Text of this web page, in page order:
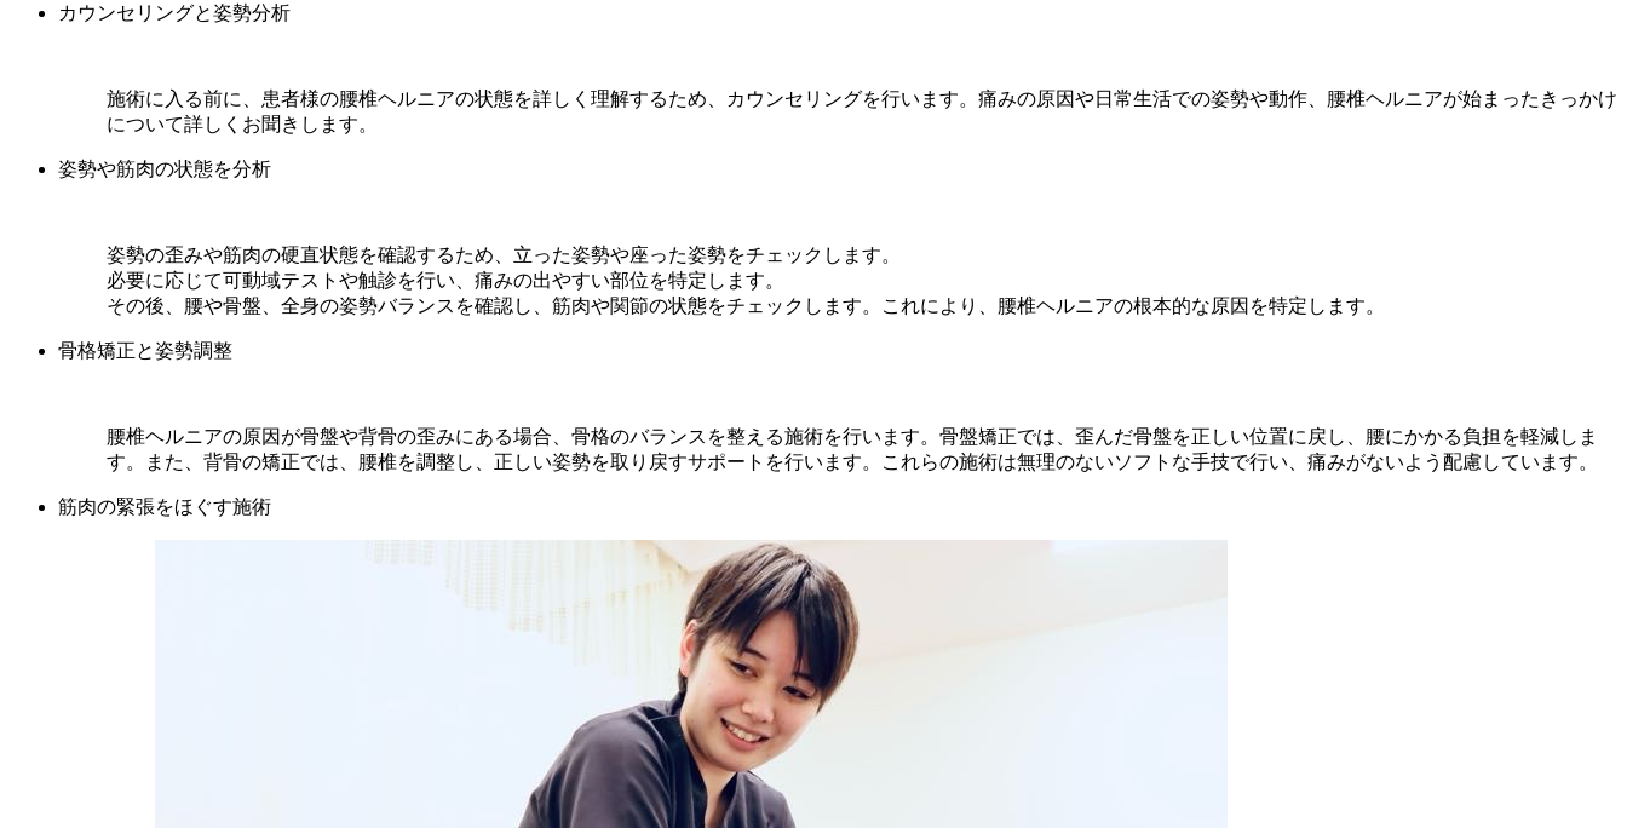
カウンセリングと姿勢分析
施術に入る前に、患者様の腰椎ヘルニアの状態を詳しく理解するため、カウンセリングを行います。痛みの原因や日常生活での姿勢や動作、腰椎ヘルニアが始まったきっかけ
について詳しくお聞きします。
姿勢や筋肉の状態を分析
姿勢の歪みや筋肉の硬直状態を確認するため、立った姿勢や座った姿勢をチェックします。
必要に応じて可動域テストや触診を行い、痛みの出やすい部位を特定します。
その後、腰や骨盤、全身の姿勢バランスを確認し、筋肉や関節の状態をチェックします。これにより、腰椎ヘルニアの根本的な原因を特定します。
骨格矯正と姿勢調整
腰椎ヘルニアの原因が骨盤や背骨の歪みにある場合、骨格のバランスを整える施術を行います。骨盤矯正では、歪んだ骨盤を正しい位置に戻し、腰にかかる負担を軽減しま
す。また、背骨の矯正では、腰椎を調整し、正しい姿勢を取り戻すサポートを行います。これらの施術は無理のないソフトな手技で行い、痛みがないよう配慮しています。
筋肉の緊張をほぐす施術